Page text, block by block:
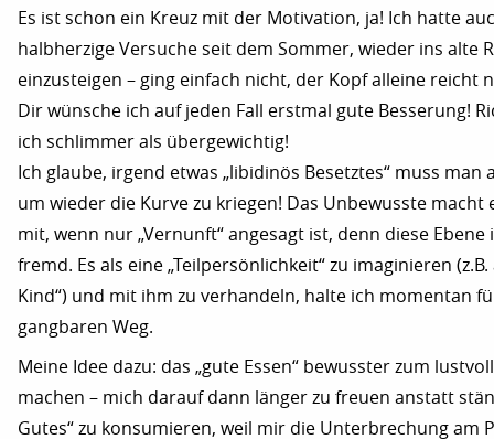
Es ist schon ein Kreuz mit der Motivation, ja! Ich hatte
halbherzige Versuche seit dem Sommer, wieder ins alte
einzusteigen – ging einfach nicht, der Kopf alleine reicht
Dir wünsche ich auf jeden Fall erstmal gute Besserung!
ich schlimmer als übergewichtig!
Ich glaube, irgend etwas „libidinös Besetztes“ muss man
um wieder die Kurve zu kriegen! Das Unbewusste macht
mit, wenn nur „Vernunft“ angesagt ist, denn diese Ebene
fremd. Es als eine „Teilpersönlichkeit“ zu imaginieren (z.B.
Kind“) und mit ihm zu verhandeln, halte ich momentan
gangbaren Weg.
Meine Idee dazu: das „gute Essen“ bewusster zum
machen – mich darauf dann länger zu freuen anstatt
Gutes“ zu konsumieren, weil mir die Unterbrechung am